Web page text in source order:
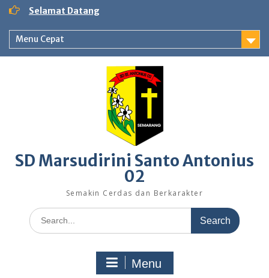
Skip
content
Selamat Datang
Menu Cepat
SD Marsudirini Santo Antonius
02
Semakin Cerdas dan Berkarakter
Search
for:
Menu